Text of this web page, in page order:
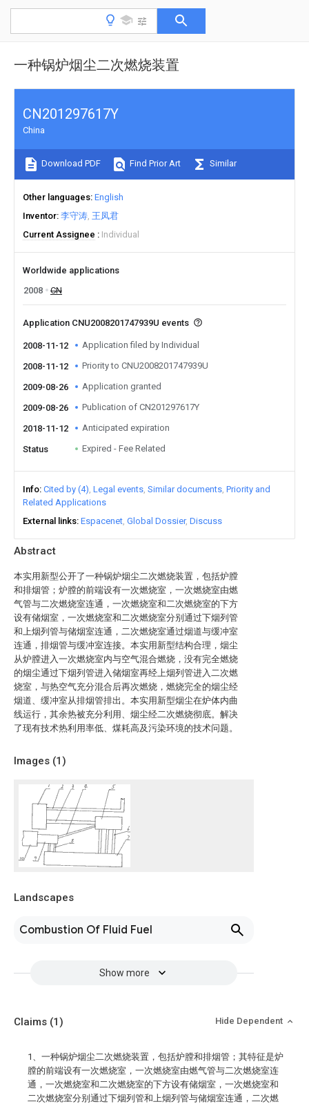
一种锅炉烟尘二次燃烧装置
Abstract
本实用新型公开了一种锅炉烟尘二次燃烧装置，包括炉膛
和排烟管；炉膛的前端设有一次燃烧室，一次燃烧室由燃
气管与二次燃烧室连通，一次燃烧室和二次燃烧室的下方
设有储烟室，一次燃烧室和二次燃烧室分别通过下烟列管
和上烟列管与储烟室连通，二次燃烧室通过烟道与缓冲室
连通，排烟管与缓冲室连接。本实用新型结构合理，烟尘
从炉膛进入一次燃烧室内与空气混合燃烧，没有完全燃烧
的烟尘通过下烟列管进入储烟室再经上烟列管进入二次燃
烧室，与热空气充分混合后再次燃烧，燃烧完全的烟尘经
烟道、缓冲室从排烟管排出。本实用新型烟尘在炉体内曲
线运行，其余热被充分利用、烟尘经二次燃烧彻底。解决
了现有技术热利用率低、煤耗高及污染环境的技术问题。
Images (1)
Landscapes
Combustion Of Fluid Fuel
Show more
CN201297617Y
China
Download PDF Find Prior Art Similar
Other languages English
Inventor 李守涛 王凤君
Current Assignee
Individual
Worldwide applications
2008
CN
Application CNU2008201747939U events
2008-11-12 Application filed by Individual
2008-11-12 Priority to CNU2008201747939U
2009-08-26 Application granted
2009-08-26 Publication of CN201297617Y
2018-11-12 Anticipated expiration
Status Expired - Fee Related
Info Cited by (4) Legal events Similar documents Priority and
Related Applications
External links Espacenet Global Dossier Discuss
Claims (1) Hide Dependent
1、一种锅炉烟尘二次燃烧装置，包括炉膛和排烟管；其特征是炉
膛的前端设有一次燃烧室，一次燃烧室由燃气管与二次燃烧室连
通，一次燃烧室和二次燃烧室的下方设有储烟室，一次燃烧室和
二次燃烧室分别通过下烟列管和上烟列管与储烟室连通，二次燃